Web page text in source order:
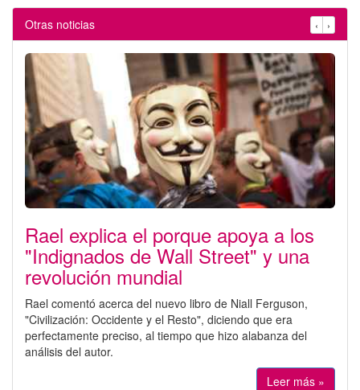
Otras noticias ‹ ›
Rael explica el porque apoya a los
"Indignados de Wall Street" y una
revolución mundial
Rael comentó acerca del nuevo libro de Niall Ferguson,
"Civilización: Occidente y el Resto", diciendo que era
perfectamente preciso, al tiempo que hizo alabanza del
análisis del autor.
Leer más »